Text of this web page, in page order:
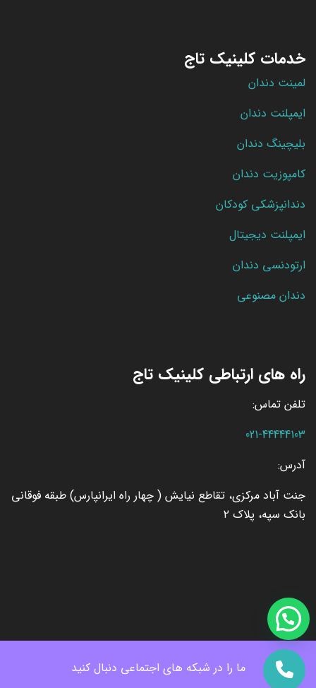
خدمات کلینیک تاج
لمینت دندان
ایمپلنت دندان
بلیچینگ دندان
کامپوزیت دندان
دندانپزشکی کودکان
ایمپلنت دیجیتال
ارتودنسی دندان
دندان مصنوعی
راه های ارتباطی کلینیک تاج
تلفن تماس:
021-44444103
آدرس:
جنت آباد مرکزی، تقاطع نیایش ( چهار راه ایرانپارس) طبقه فوقانی
بانک سپه، پلاک ۲
ما را در شبکه های اجتماعی دنبال کنید